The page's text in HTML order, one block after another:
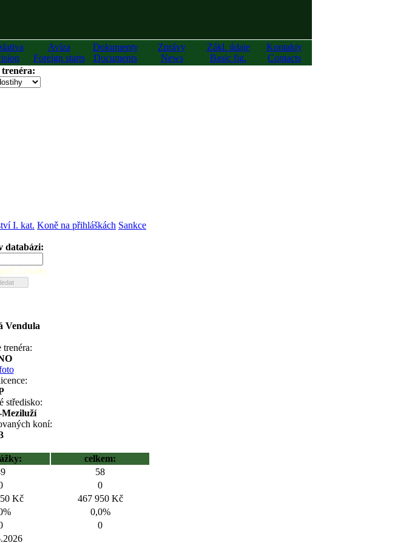
Avíza
Foreign starts
Dokumenty
Documents
Zprávy
News
Zákl. údaje
Basic fig.
Kontakty
Contacts
I. kat. Koně na přihláškách Sankce
databázi:
2 znaky
Vendula
trenéra:
středisko:
Meziluží
koní:
celkem:
58
0
Kč
467 950 Kč
0,0%
0